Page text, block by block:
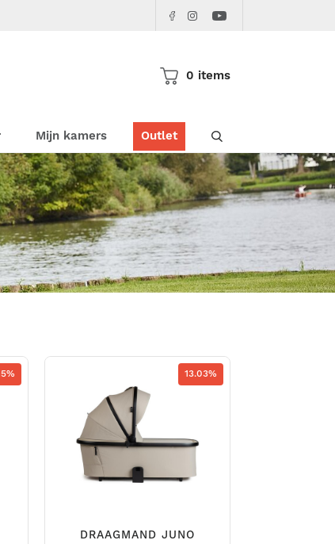
FacebookInstagramYoutube
Pericles
0 items
Mijn kamers Outlet Doorzoek de
13.03%
DRAAGMAND JUNO